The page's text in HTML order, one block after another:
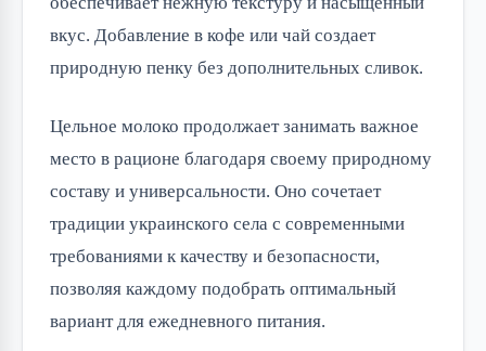
вкус. Добавление в кофе или чай создает
природную пенку без дополнительных сливок.
Цельное молоко продолжает занимать важное
место в рационе благодаря своему природному
составу и универсальности. Оно сочетает
традиции украинского села с современными
требованиями к качеству и безопасности,
позволяя каждому подобрать оптимальный
вариант для ежедневного питания.